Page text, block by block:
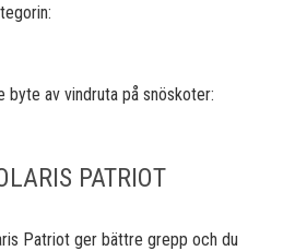
byte av vindruta på snöskoter:
PATRIOT
Patriot ger bättre grepp och du